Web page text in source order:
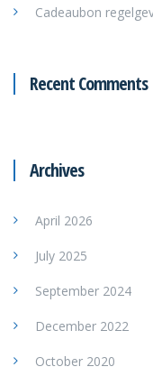
Cadeaubon
Recent Comments
Archives
April 2026
July 2025
September 2024
December 2022
October 2020